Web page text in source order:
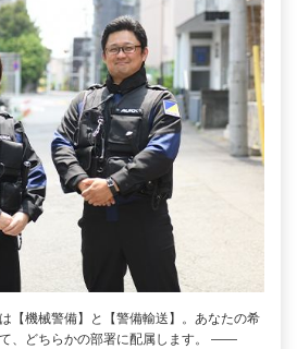
【機械警備】と【警備輸送】。あなたの希
、どちらかの部署に配属します。 ――